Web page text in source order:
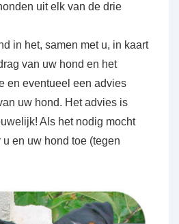
uit elk van de drie
in het, samen met u, in kaart
van uw hond en het
en eventueel een advies
uw hond. Het advies is
Als het nodig mocht
en uw hond toe (tegen